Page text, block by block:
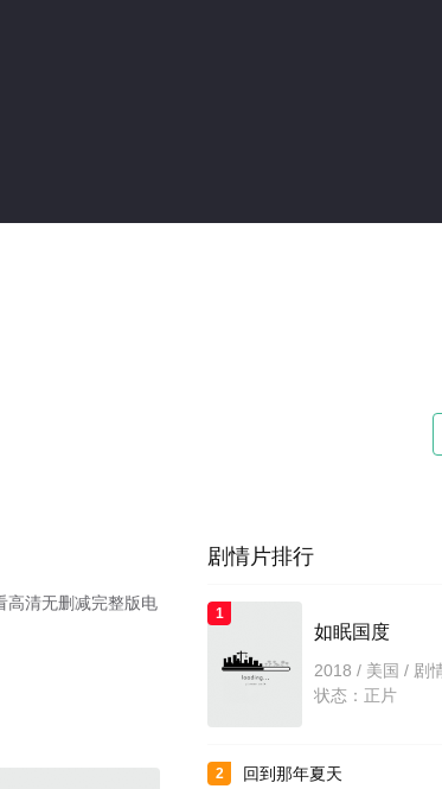
高清无删减完整版电
剧情片排行
1
如眠国度
2018 / 美国 / 剧
状态：正片
2 回到那年夏天